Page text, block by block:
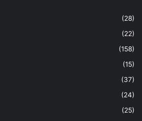
(28)
(22)
(158)
(15)
(37)
(24)
(25)